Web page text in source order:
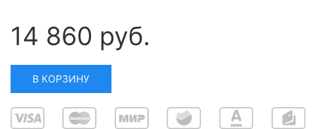
14 860 руб.
В КОРЗИНУ